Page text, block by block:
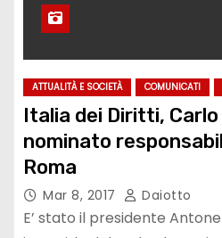
ATTUALITÀ E SOCIETÀ COMUNICATI
Italia dei Diritti, Carlo
nominato
Roma
Mar 8, 2017 Daiotto
E’ stato il presidente